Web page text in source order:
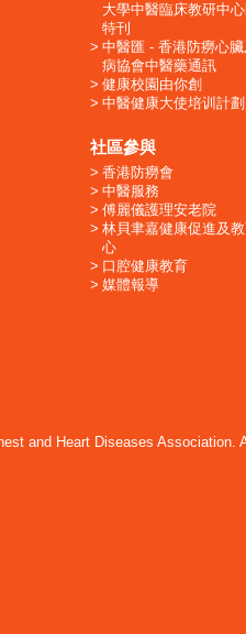
大學中醫臨床教研中
特刊
中醫匯 - 香港防癆心
病協會中醫藥通訊
健康校園由你創
中醫健康大使培训計劃
社區參與
香港防癆會
中醫服務
傅麗儀護理安老院
林貝聿嘉健康促進及
心
口腔健康教育
媒體報導
and Heart Diseases Association.